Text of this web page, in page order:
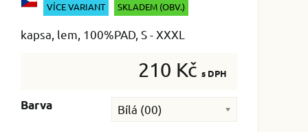
VÍCE VARIANT SKLADEM (OBV.)
kapsa, lem, 100%PAD, S - XXXL
210 Kč s DPH
Barva Bílá (00)